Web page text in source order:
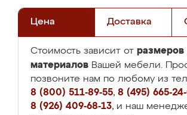
Цена Доставка
Стоимость зависит от размеров
материалов Вашей мебели.
позвоните нам по любому из
8 (800) 511-89-55, 8 (495) 665-
8 (926) 409-68-13, и наш